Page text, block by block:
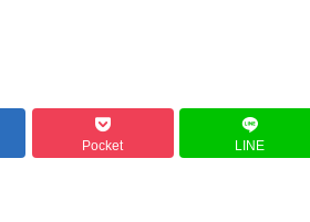
Pocket LINE